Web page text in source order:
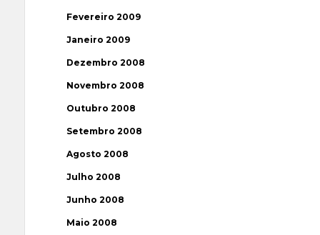
Fevereiro 2009
Janeiro 2009
Dezembro 2008
Novembro 2008
Outubro 2008
Setembro 2008
Agosto 2008
Julho 2008
Junho 2008
Maio 2008